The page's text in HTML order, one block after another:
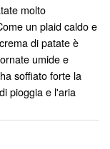
molto
un plaid caldo e
di patate è
umide e
soffiato forte la
pioggia e l'aria